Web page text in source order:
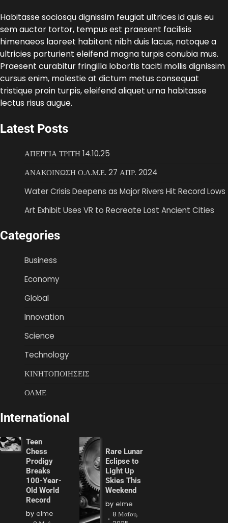
Habitasse sociosqu dignissim feugiat ultrices id quis eu
sem auctor tortor, tempus est praesent facilisis
himenaeos laoreet habitant nibh duis lacus, natoque a
ultricies parturient eleifend magna turpis conubia mus.
Praesent curabitur fringilla lobortis taciti mollis dignissim
cursus enim, molestie at dictum metus consequat
tristique proin turpis, eleifend aliquet urna habitasse
lectus risus augue.
Latest Posts
ΑΠΕΡΓΙΑ ΤΡΙΤΗ 14.10.25
ΑΝΑΚΟΙΝΩΣΗ Ο.Λ.Μ.Ε. 27 ΑΠΡ. 2024
Water Crisis Deepens as Major Rivers Hit Record Lows
Art Exhibit Uses VR to Recreate Lost Ancient Cities
Categories
Business
Economy
Global
Innovation
Science
Technology
ΚΙΝΗΤΟΠΟΙΗΣΕΙΣ
ΟΛΜΕ
International
Teen
Chess
Prodigy
Breaks
100-Year-
Old World
Record
by elme
Rare Lunar
Eclipse to
Light Up
Skies This
Weekend
by elme
8 Μαΐου,